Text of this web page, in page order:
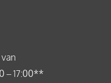
– 17:00**